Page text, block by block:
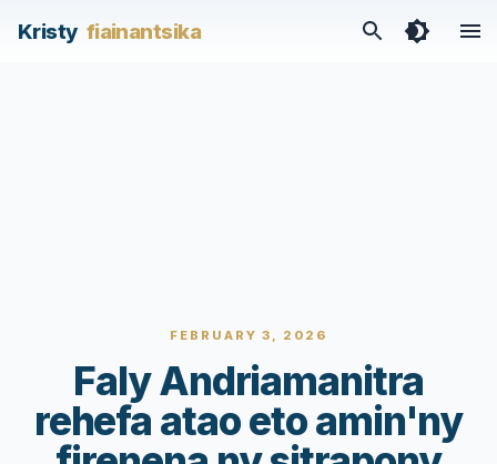
Kristy fiainantsika
FEBRUARY 3, 2026
Faly Andriamanitra
rehefa atao eto amin'ny